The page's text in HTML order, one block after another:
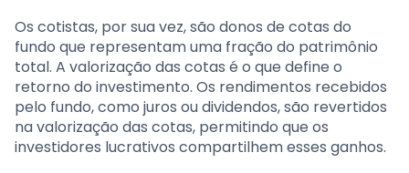
Os cotistas, por sua vez, são donos de cotas do
fundo que representam uma fração do patrimônio
total. A valorização das cotas é o que define o
retorno do investimento. Os rendimentos recebidos
pelo fundo, como juros ou dividendos, são revertidos
na valorização das cotas, permitindo que os
investidores lucrativos compartilhem esses ganhos.